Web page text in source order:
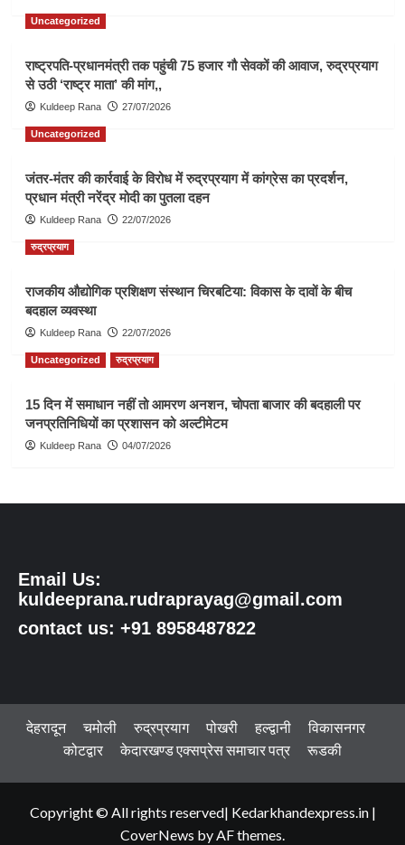
Uncategorized
राष्ट्रपति-प्रधानमंत्री तक पहुंची 75 हजार गौ सेवकों की आवाज, रुद्रप्रयाग
से उठी ‘राष्ट्र माता’ की मांग,,
Kuldeep Rana 27/07/2026
Uncategorized
जंतर-मंतर की कार्रवाई के विरोध में रुद्रप्रयाग में कांग्रेस का प्रदर्शन,
प्रधान मंत्री नरेंद्र मोदी का पुतला दहन
Kuldeep Rana 22/07/2026
रुद्रप्रयाग
राजकीय औद्योगिक प्रशिक्षण संस्थान चिरबटिया: विकास के दावों के बीच
बदहाल व्यवस्था
Kuldeep Rana 22/07/2026
Uncategorized रुद्रप्रयाग
15 दिन में समाधान नहीं तो आमरण अनशन, चोपता बाजार की बदहाली पर
जनप्रतिनिधियों का प्रशासन को अल्टीमेटम
Kuldeep Rana 04/07/2026
Email Us:
kuldeeprana.rudraprayag@gmail.com
contact us: +91 8958487822
देहरादून चमोली रुद्रप्रयाग पोखरी हल्द्वानी
विकासनगर
कोटद्वार
केदारखण्ड एक्सप्रेस समाचार पत्र रूडकी
Copyright © All rights reserved| Kedarkhandexpress.in |
CoverNews by AF themes.